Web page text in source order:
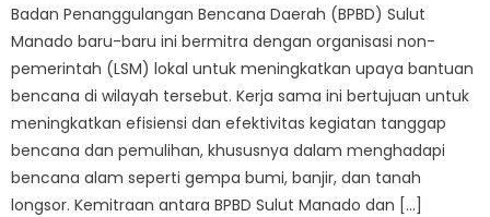
Badan Penanggulangan Bencana Daerah (BPBD) Sulut
Manado baru-baru ini bermitra dengan organisasi non-
pemerintah (LSM) lokal untuk meningkatkan upaya bantuan
bencana di wilayah tersebut. Kerja sama ini bertujuan untuk
meningkatkan efisiensi dan efektivitas kegiatan tanggap
bencana dan pemulihan, khususnya dalam menghadapi
bencana alam seperti gempa bumi, banjir, dan tanah
longsor. Kemitraan antara BPBD Sulut Manado dan […]